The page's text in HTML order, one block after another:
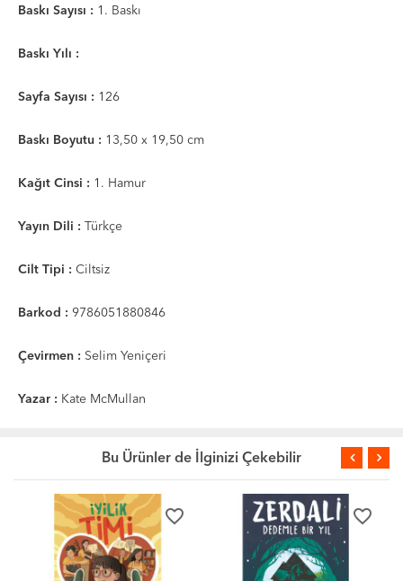
Baskı Sayısı : 1. Baskı
Baskı Yılı :
Sayfa Sayısı : 126
Baskı Boyutu : 13,50 x 19,50 cm
Kağıt Cinsi : 1. Hamur
Yayın Dili : Türkçe
Cilt Tipi : Ciltsiz
Barkod : 9786051880846
Çevirmen : Selim Yeniçeri
Yazar : Kate McMullan
Bu Ürünler de İlginizi Çekebilir
favorite_border favorite_border